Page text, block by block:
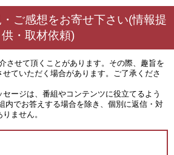
ご感想をお寄せ下さい(情報提
供・取材依頼)
させて頂くことがあります。その際、趣旨を
ていただく場合があります。ご了承くださ
セージは、番組やコンテンツに役立てるよう
内でお答えする場合を除き、個別に返信・対
ません。